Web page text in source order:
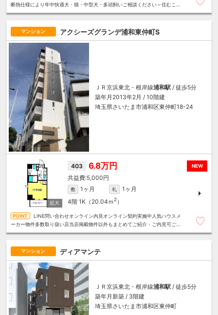
断熱仕様により年中快適犬・猫・中型犬・多頭飼いご相談ください～住むこと
マンション アクシーズグランデ浦和東仲町S
ＪＲ京浜東北・根岸線浦和駅 / 徒歩5分
築年月2013年2月 / 10階建
埼玉県さいたま市浦和区東仲町18-24
NEW
403 6.8万円
5,000円
敷 1ヶ月 礼
1ヶ月
4階 1K（20.04ｍ 2）
LINE問い合わせオンライン内見オンライン契約実施中人気ハウスメ
ーカー物件多数取り扱い店当店掲載物件以外もまとめてご紹介・ご内見可ご予
マンション ディアマンテ
ＪＲ京浜東北・根岸線浦和駅 / 徒歩5分
築年月新築 / 3階建
埼玉県さいたま市浦和区東仲町